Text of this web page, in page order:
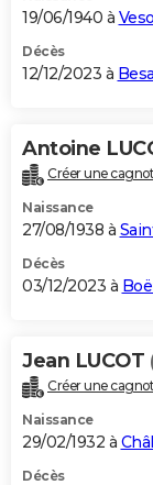
19/06/1940 à
Décès
12/12/2023 à
Antoine
Créer une
Naissance
27/08/1938 à
Décès
03/12/2023 à
Jean LUCOT
Créer une
Naissance
29/02/1932 à
Décès